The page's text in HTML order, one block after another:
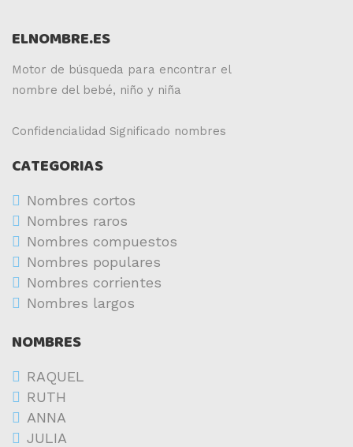
ELNOMBRE.ES
Motor de búsqueda para encontrar el
nombre del bebé, niño y niña
Confidencialidad Significado nombres
CATEGORIAS
Nombres cortos
Nombres raros
Nombres compuestos
Nombres populares
Nombres corrientes
Nombres largos
NOMBRES
RAQUEL
RUTH
ANNA
JULIA